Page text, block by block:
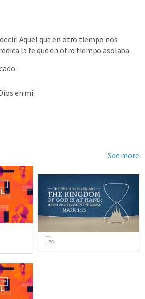
Aquel que en otro tiempo nos
la fe que en otro tiempo asolaba.
en mí.
See more